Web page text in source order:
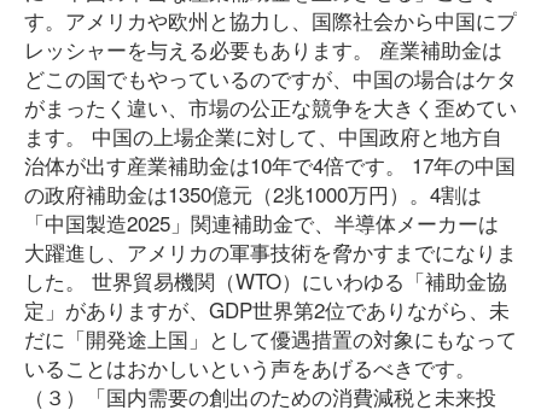
す。アメリカや欧州と協力し、国際社会から中国にプ
レッシャーを与える必要もあります。 産業補助金は
どこの国でもやっているのですが、中国の場合はケタ
がまったく違い、市場の公正な競争を大きく歪めてい
ます。 中国の上場企業に対して、中国政府と地方自
治体が出す産業補助金は10年で4倍です。 17年の中国
の政府補助金は1350億元（2兆1000万円）。4割は
「中国製造2025」関連補助金で、半導体メーカーは
大躍進し、アメリカの軍事技術を脅かすまでになりま
した。 世界貿易機関（WTO）にいわゆる「補助金協
定」がありますが、GDP世界第2位でありながら、未
だに「開発途上国」として優遇措置の対象にもなって
いることはおかしいという声をあげるべきです。
（３）「国内需要の創出のための消費減税と未来投